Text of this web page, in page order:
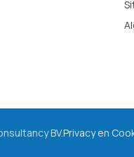
BV.Privacy en